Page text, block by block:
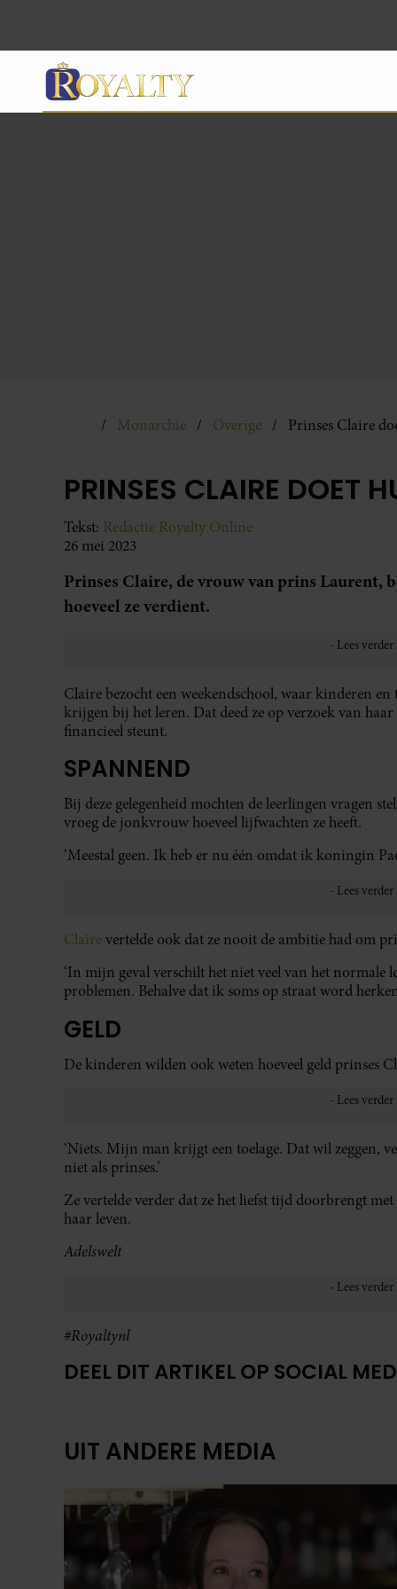
Monarchie Overige Prinses Claire
PRINSES CLAIRE DOET
Tekst: Redactie Royalty Online
26 mei 2023
Prinses Claire, de vrouw van prins Laurent,
hoeveel ze verdient.
Claire bezocht een weekendschool, waar kinderen
krijgen bij het leren. Dat deed ze op verzoek van
financieel steunt.
SPANNEND
Bij deze gelegenheid mochten de leerlingen vragen
vroeg de jonkvrouw hoeveel lijfwachten ze heeft.
‘Meestal geen. Ik heb er nu één omdat ik koningin
Clairevertelde ook dat ze nooit de ambitie had om
‘In mijn geval verschilt het niet veel van het normale
problemen. Behalve dat ik soms op straat word
GELD
De kinderen wilden ook weten hoeveel geld prinses
‘Niets. Mijn man krijgt een toelage. Dat wil zeggen,
niet als prinses.’
Ze vertelde verder dat ze het liefst tijd doorbrengt
haar leven.
Adelswelt
#Royaltynl
DEEL DIT ARTIKEL OP SOCIAL
UIT ANDERE MEDIA